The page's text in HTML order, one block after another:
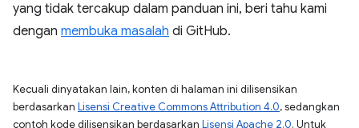
yang tidak tercakup dalam panduan ini, beri tahu kami
dengan membuka masalah di GitHub.
Kecuali dinyatakan lain, konten di halaman ini dilisensikan
berdasarkan Lisensi Creative Commons Attribution 4.0, sedangkan
contoh kode dilisensikan berdasarkan Lisensi Apache 2.0. Untuk